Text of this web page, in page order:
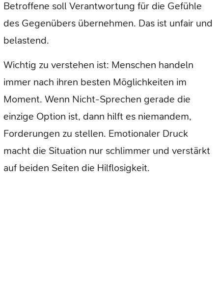
Betroffene soll Verantwortung für die Gefühle
des Gegenübers übernehmen. Das ist unfair und
belastend.
Wichtig zu verstehen ist: Menschen handeln
immer nach ihren besten Möglichkeiten im
Moment. Wenn Nicht-Sprechen gerade die
einzige Option ist, dann hilft es niemandem,
Forderungen zu stellen. Emotionaler Druck
macht die Situation nur schlimmer und verstärkt
auf beiden Seiten die Hilflosigkeit.